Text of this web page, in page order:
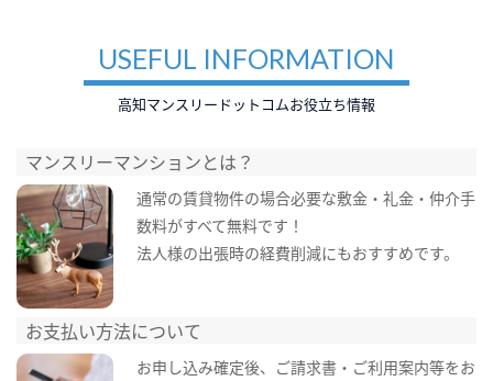
USEFUL INFORMATION
高知マンスリードットコムお役立ち情報
マンスリーマンションとは？
通常の賃貸物件の場合必要な敷金・礼金・仲介手
数料がすべて無料です！
法人様の出張時の経費削減にもおすすめです。
お支払い方法について
お申し込み確定後、ご請求書・ご利用案内等をお